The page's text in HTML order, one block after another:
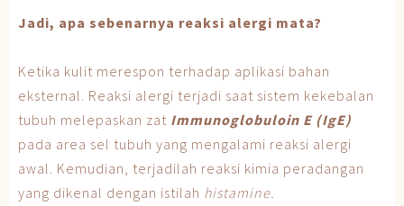
Jadi, apa sebenarnya reaksi alergi mata?
Ketika kulit merespon terhadap aplikasi bahan
eksternal. Reaksi alergi terjadi saat sistem kekebalan
tubuh melepaskan zat Immunoglobuloin E (IgE)
pada area sel tubuh yang mengalami reaksi alergi
awal. Kemudian, terjadilah reaksi kimia peradangan
yang dikenal dengan istilah histamine.